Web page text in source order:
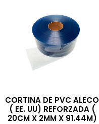
CORTINA DE PVC ALECO
( EE. UU) REFORZADA (
20CM X 2MM X 91.44M)